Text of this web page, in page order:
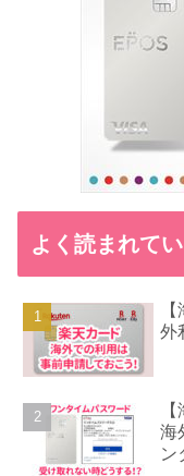
よく読まれて
外
海
ン